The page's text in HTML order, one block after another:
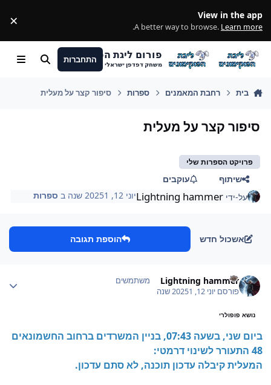
View in the app
A better way to browse. Learn more
.
×
פורום ליגת הפוקימונים
משחק דפדפן ישראלי
התחברות חיפוש Menu
בית רחבת המאמנים ספרות סיפור קצר על מעלית
סיפור קצר על מעלית
פרויקט הספרות שלי
שיתוף
עוקבים
על-ידיLightning hammerיוני 12, 2025 1 שנה ב ספרות
אשכול חדש הוספת תגובה
Lightning hammer משתמשים
פורסםיוני 12, 2025 1 שנה
נושא פופולרי
ביום שני, בשעה 07:43, בניין המשרדים ברחוב החשמונאים
48 התעורר לשינוי דרמטי:
המעלית קיבלה עדכון תוכנה, לא סתם עדכון.